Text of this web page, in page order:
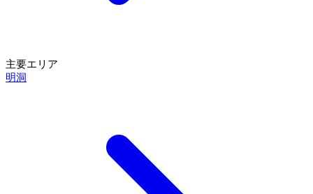
主要エリア
明洞